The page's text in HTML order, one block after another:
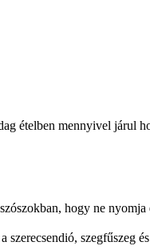
ételben mennyivel járul
hogy ne